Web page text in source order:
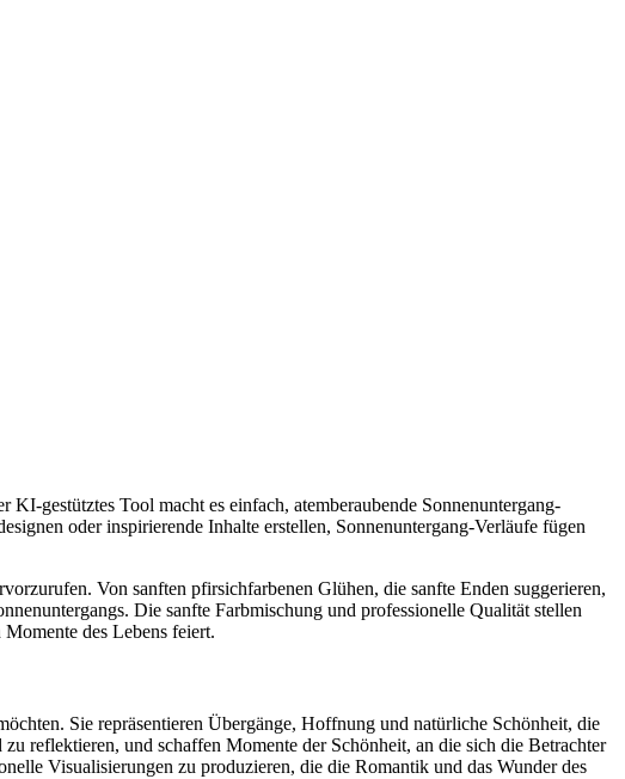
gestütztes Tool macht es einfach, atemberaubende Sonnenuntergang-
oder inspirierende Inhalte erstellen, Sonnenuntergang-Verläufe fügen
Von sanften pfirsichfarbenen Glühen, die sanfte Enden suggerieren,
Die sanfte Farbmischung und professionelle Qualität stellen
des Lebens feiert.
Sie repräsentieren Übergänge, Hoffnung und natürliche Schönheit, die
reflektieren, und schaffen Momente der Schönheit, an die sich die Betrachter
Visualisierungen zu produzieren, die die Romantik und das Wunder des